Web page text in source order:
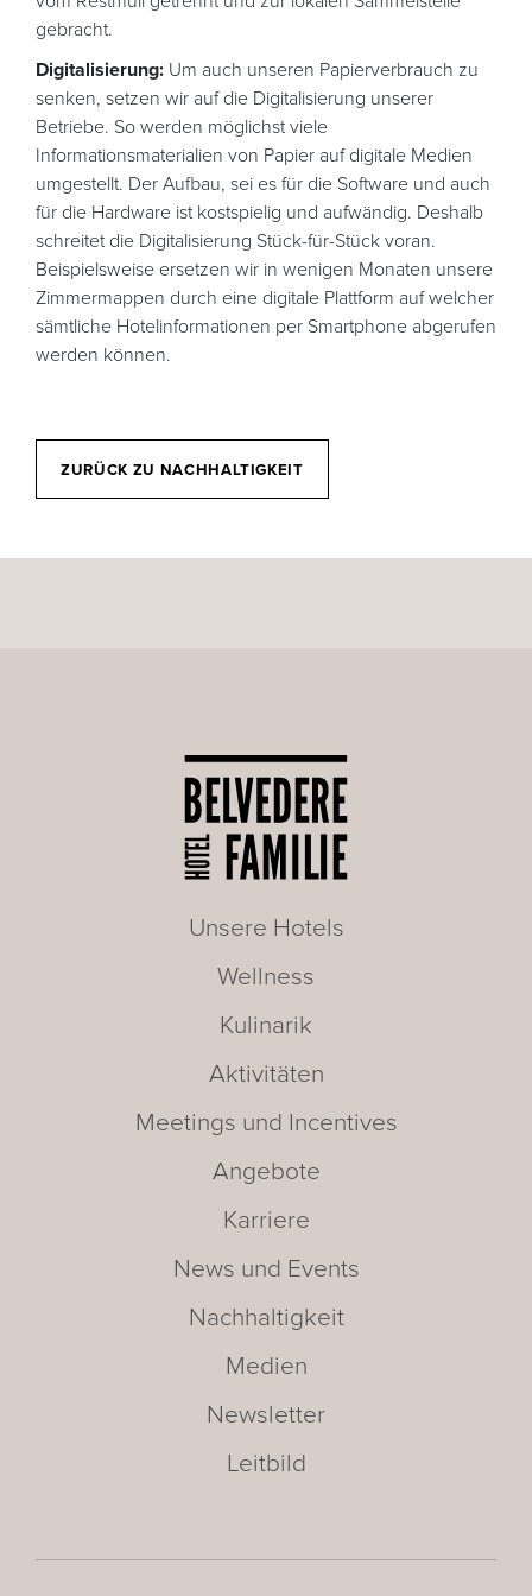
gebracht.
Digitalisierung: Um auch unseren Papierverbrauch zu
senken, setzen wir auf die Digitalisierung unserer
Betriebe. So werden möglichst viele
Informationsmaterialien von Papier auf digitale Medien
umgestellt. Der Aufbau, sei es für die Software und auch
für die Hardware ist kostspielig und aufwändig. Deshalb
schreitet die Digitalisierung Stück-für-Stück voran.
Beispielsweise ersetzen wir in wenigen Monaten unsere
Zimmermappen durch eine digitale Plattform auf welcher
sämtliche Hotelinformationen per Smartphone abgerufen
werden können.
ZURÜCK ZU NACHHALTIGKEIT
Unsere Hotels
Wellness
Kulinarik
Aktivitäten
Meetings und Incentives
Angebote
Karriere
News und Events
Nachhaltigkeit
Medien
Newsletter
Leitbild